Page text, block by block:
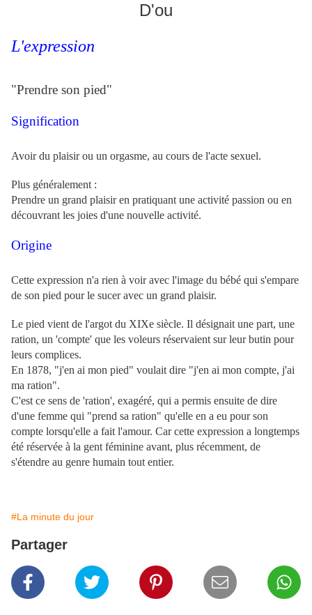
D'ou
L'expression
"Prendre son pied"
Signification
Avoir du plaisir ou un orgasme, au cours de l'acte sexuel.
Plus généralement :
Prendre un grand plaisir en pratiquant une activité passion ou en
découvrant les joies d'une nouvelle activité.
Origine
Cette expression n'a rien à voir avec l'image du bébé qui s'empare
de son pied pour le sucer avec un grand plaisir.
Le pied vient de l'argot du XIXe siècle. Il désignait une part, une
ration, un 'compte' que les voleurs réservaient sur leur butin pour
leurs complices.
En 1878, "j'en ai mon pied" voulait dire "j'en ai mon compte, j'ai
ma ration".
C'est ce sens de 'ration', exagéré, qui a permis ensuite de dire
d'une femme qui "prend sa ration" qu'elle en a eu pour son
compte lorsqu'elle a fait l'amour. Car cette expression a longtemps
été réservée à la gent féminine avant, plus récemment, de
s'étendre au genre humain tout entier.
#La minute du jour
Partager